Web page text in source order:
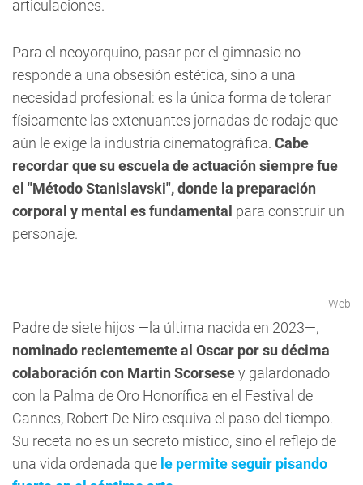
articulaciones.
Para el neoyorquino, pasar por el gimnasio no
responde a una obsesión estética, sino a una
necesidad profesional: es la única forma de tolerar
físicamente las extenuantes jornadas de rodaje que
aún le exige la industria cinematográfica. Cabe
recordar que su escuela de actuación siempre fue
el "Método Stanislavski", donde la preparación
corporal y mental es fundamental para construir un
personaje.
Web
Padre de siete hijos —la última nacida en 2023—,
nominado recientemente al Oscar por su décima
colaboración con Martin Scorsesey galardonado
con la Palma de Oro Honorífica en el Festival de
Cannes, Robert De Niro esquiva el paso del tiempo.
Su receta no es un secreto místico, sino el reflejo de
una vida ordenada que le permite seguir pisando